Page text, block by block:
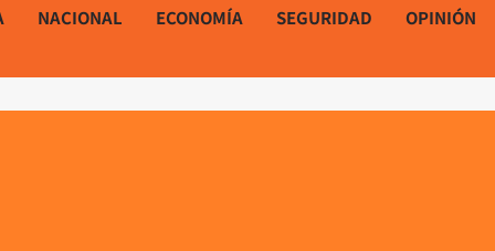
NACIONAL ECONOMÍA SEGURIDAD OPINIÓN